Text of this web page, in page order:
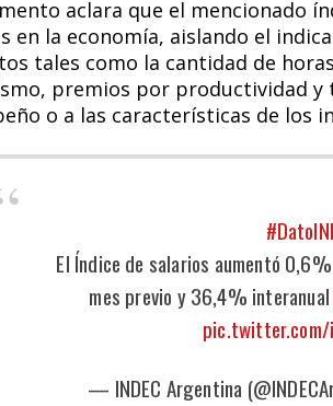
aclara que el mencionado
en la economía, aislando el
tales como la cantidad de
premios por productividad
o a las características de los
El Índice de salarios aumentó
mes previo y 36,4% interanual
pic.twitter.com/
— INDEC Argentina